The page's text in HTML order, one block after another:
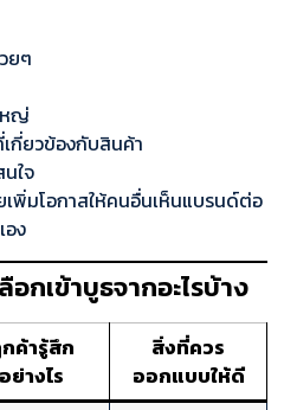
ยๆ
หญ่
กี่ยวข้องกับสินค้า
ใจ
พิ่มโอกาสให้คนอื่นเห็นแบรนด์ต่อ
อง
กเข้าบูธจากอะไรบ้าง
ค้ารู้สึก
อย่างไร
สิ่งที่ควร
ออกแบบให้ดี